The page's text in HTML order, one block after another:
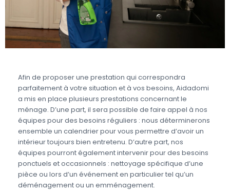
Afin de proposer une prestation qui correspondra
parfaitement à votre situation et à vos besoins, Aidadomi
a mis en place plusieurs prestations concernant le
ménage. D’une part, il sera possible de faire appel à nos
équipes pour des besoins réguliers : nous déterminerons
ensemble un calendrier pour vous permettre d’avoir un
intérieur toujours bien entretenu. D’autre part, nos
équipes pourront également intervenir pour des besoins
ponctuels et occasionnels : nettoyage spécifique d’une
pièce ou lors d’un événement en particulier tel qu’un
déménagement ou un emménagement.